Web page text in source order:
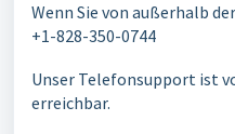
Wenn Sie von außerhalb
+1-828-350-0744
Unser Telefonsupport ist
erreichbar.